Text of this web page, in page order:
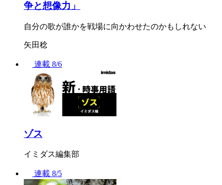
争と想像力」
自分の歌が誰かを戦場に向かわせたのかもしれない
矢田稔
連載 8/6
ゾス
イミダス編集部
連載 8/5